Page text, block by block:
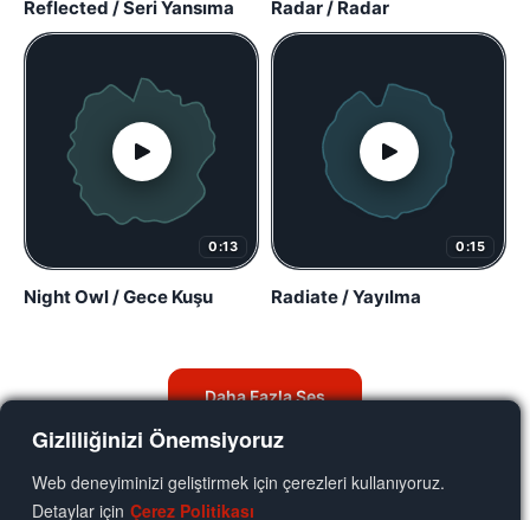
Gizliliğinizi Önemsiyoruz
Web deneyiminizi geliştirmek için çerezleri kullanıyoruz.
Detaylar için Çerez Politikası
Reflected / Seri Yansıma Radar / Radar
0:13
Night Owl / Gece Kuşu
0:15
Radiate / Yayılma
Daha Fazla Ses